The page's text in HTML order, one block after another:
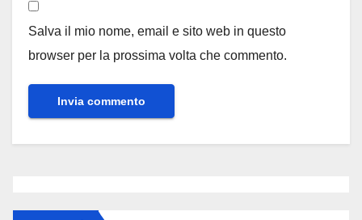
Salva il mio nome, email e sito web in questo
browser per la prossima volta che commento.